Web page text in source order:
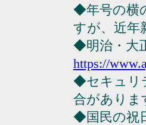
◆年号の横
すが、近年
◆明治・大
https://
◆セキュリ
合がありま
◆国民の祝